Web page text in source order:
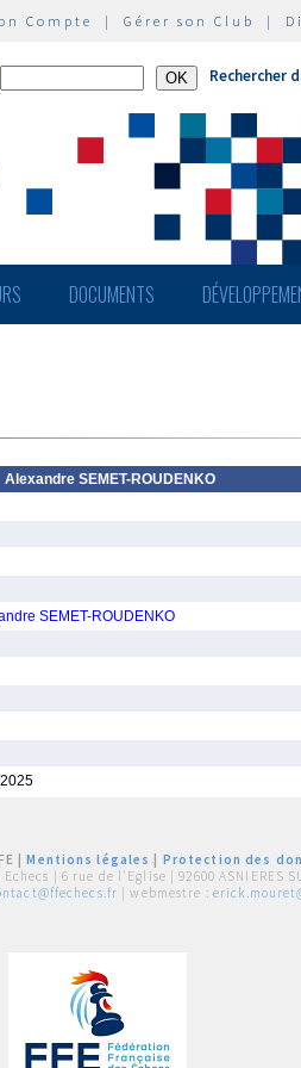
Compte | Gérer son Club |
Rechercher
DOCUMENTS
Alexandre SEMET-ROUDENKO
SEMET-ROUDENKO
|Mentions légales
Protection des
| 6 rue de l'Eglise | 92600 ASNIERES
| webmestre :